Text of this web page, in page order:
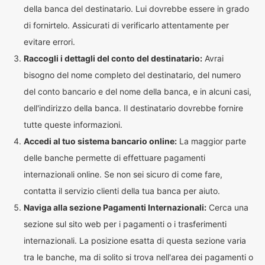
della banca del destinatario. Lui dovrebbe essere in grado
di fornirtelo. Assicurati di verificarlo attentamente per
evitare errori.
Raccogli i dettagli del conto del destinatario: Avrai
bisogno del nome completo del destinatario, del numero
del conto bancario e del nome della banca, e in alcuni casi,
dell'indirizzo della banca. Il destinatario dovrebbe fornire
tutte queste informazioni.
Accedi al tuo sistema bancario online: La maggior parte
delle banche permette di effettuare pagamenti
internazionali online. Se non sei sicuro di come fare,
contatta il servizio clienti della tua banca per aiuto.
Naviga alla sezione Pagamenti Internazionali: Cerca una
sezione sul sito web per i pagamenti o i trasferimenti
internazionali. La posizione esatta di questa sezione varia
tra le banche, ma di solito si trova nell'area dei pagamenti o